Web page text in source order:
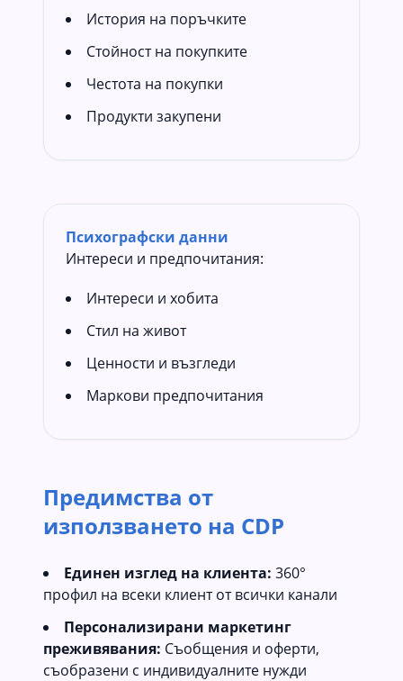
История на поръчките
Стойност на покупките
Честота на покупки
Продукти закупени
Психографски данни
Интереси и предпочитания:
Интереси и хобита
Стил на живот
Ценности и възгледи
Маркови предпочитания
Предимства от
използването на CDP
Единен изглед на клиента: 360°
профил на всеки клиент от всички канали
Персонализирани маркетинг
преживявания: Съобщения и оферти,
съобразени с индивидуалните нужди